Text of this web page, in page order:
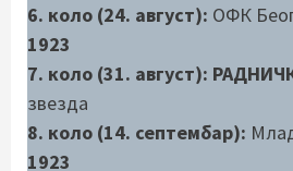
6. коло (24. август): ОФК
1923
7. коло (31. август):
звезда
8. коло (14. септембар):
1923